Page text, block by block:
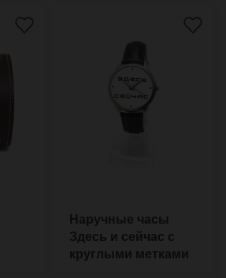
Наручные часы
Здесь и сейчас с
круглыми метками